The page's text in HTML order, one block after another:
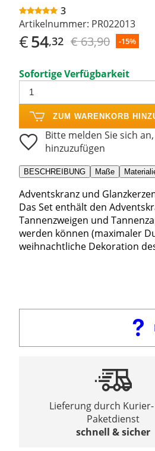
3
Artikelnummer: PR022013
€54,32 € 63,90 -15%
Sofortige Verfügbarkeit
ZUM WARENKORB
Bitte melden Sie sich
hinzuzufügen
BESCHREIBUNG Maße
Adventskranz und
Das Set enthält den
Tannenzweigen und
werden können (maximaler
weihnachtliche Dekoration
Lieferung durch
Paketdienst
schnell & sicher